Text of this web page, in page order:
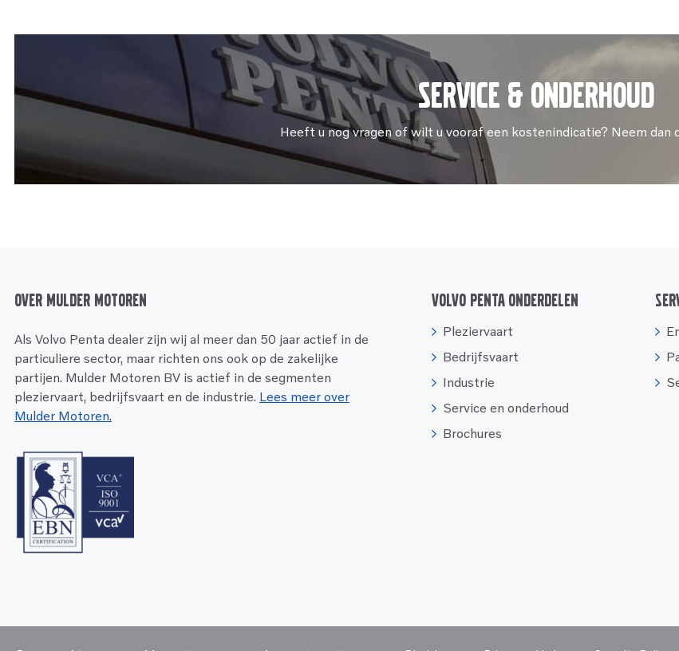
Service & onderhoud
Heeft u nog vragen of wilt u vooraf een kostenindicatie? Neem dan
Over Mulder Motoren
Als Volvo Penta dealer zijn wij al meer dan 50 jaar actief in de
particuliere sector, maar richten ons ook op de zakelijke
partijen. Mulder Motoren BV is actief in de segmenten
pleziervaart, bedrijfsvaart en de industrie. Lees meer over
Mulder Motoren.
Volvo Penta onderdelen
Pleziervaart
Bedrijfsvaart
Industrie
Service en onderhoud
Brochures